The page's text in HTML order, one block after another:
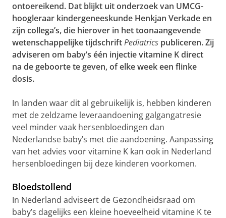
ontoereikend. Dat blijkt uit onderzoek van UMCG-
hoogleraar kindergeneeskunde Henkjan Verkade en
zijn collega’s, die hierover in het toonaangevende
wetenschappelijke tijdschriftPediatrics publiceren. Zij
adviseren om baby’s één injectie vitamine K direct
na de geboorte te geven, of elke week een flinke
dosis.
In landen waar dit al gebruikelijk is, hebben kinderen
met de zeldzame leveraandoening galgangatresie
veel minder vaak hersenbloedingen dan
Nederlandse baby’s met die aandoening. Aanpassing
van het advies voor vitamine K kan ook in Nederland
hersenbloedingen bij deze kinderen voorkomen.
Bloedstollend
In Nederland adviseert de Gezondheidsraad om
baby’s dagelijks een kleine hoeveelheid vitamine K te